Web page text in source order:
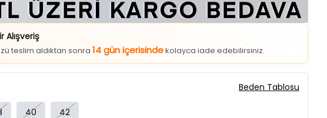
teslim aldıktan sonra14 gün içerisindekolayca iade edebilirsiniz.